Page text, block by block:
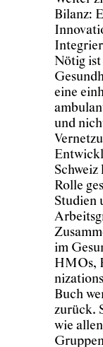
Bilanz:
Nötig ist
eine
und
Rolle
Studien
im
HMOs,
Buch
zurück.
wie